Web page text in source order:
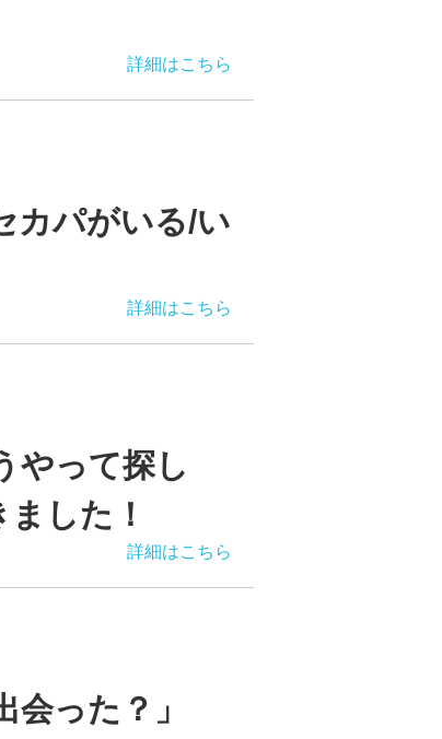
詳細はこちら
カパがいる/い
詳細はこちら
やって探し
した！
詳細はこちら
った？」